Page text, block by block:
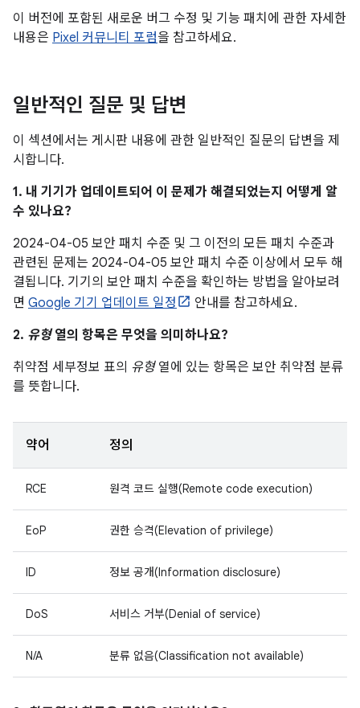
이 버전에 포함된 새로운 버그 수정 및 기능 패치에 관한 자세한
내용은 Pixel 커뮤니티 포럼을 참고하세요.
일반적인 질문 및 답변
이 섹션에서는 게시판 내용에 관한 일반적인 질문의 답변을 제
시합니다.
1. 내 기기가 업데이트되어 이 문제가 해결되었는지 어떻게 알
수 있나요?
2024-04-05 보안 패치 수준 및 그 이전의 모든 패치 수준과
관련된 문제는 2024-04-05 보안 패치 수준 이상에서 모두 해
결됩니다. 기기의 보안 패치 수준을 확인하는 방법을 알아보려
면 Google 기기 업데이트 일정
안내를 참고하세요.
2. 유형열의 항목은 무엇을 의미하나요?
취약점 세부정보 표의 유형열에 있는 항목은 보안 취약점 분류
를 뜻합니다.
약어 정의
RCE 원격 코드 실행(Remote code execution)
EoP 권한 승격(Elevation of privilege)
ID 정보 공개(Information disclosure)
DoS 서비스 거부(Denial of service)
N/A 분류 없음(Classification not available)